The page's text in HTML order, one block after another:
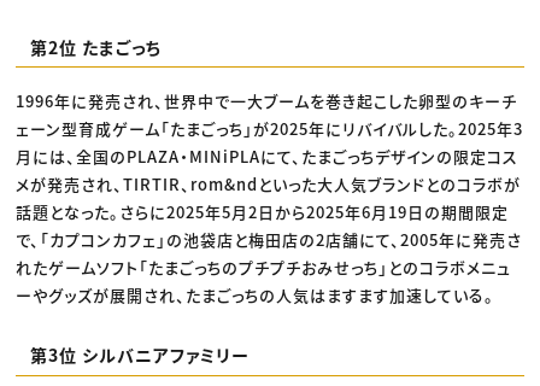
第2位 たまごっち
1996年に発売され、世界中で一大ブームを巻き起こした卵型のキーチ
ェーン型育成ゲーム「たまごっち」が2025年にリバイバルした。2025年3
月には、全国のPLAZA・MINiPLAにて、たまごっちデザインの限定コス
メが発売され、TIRTIR、rom&ndといった大人気ブランドとのコラボが
話題となった。さらに2025年5月2日から2025年6月19日の期間限定
で、「カプコンカフェ」の池袋店と梅田店の2店舗にて、2005年に発売さ
れたゲームソフト「たまごっちのプチプチおみせっち」とのコラボメニュ
ーやグッズが展開され、たまごっちの人気はますます加速している。
第3位 シルバニアファミリー